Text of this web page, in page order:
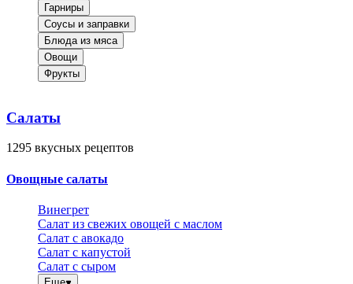
Гарниры
Соусы и заправки
Блюда из мяса
Овощи
Фрукты
Салаты
1295 вкусных рецептов
Овощные салаты
Винегрет
Салат из свежих овощей с маслом
Салат с авокадо
Салат с капустой
Салат с сыром